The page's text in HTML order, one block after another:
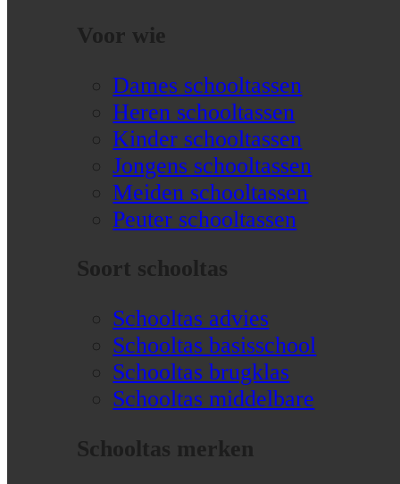
Voor wie
Dames schooltassen
Heren schooltassen
Kinder schooltassen
Jongens schooltassen
Meiden schooltassen
Peuter schooltassen
Soort schooltas
Schooltas advies
Schooltas basisschool
Schooltas brugklas
Schooltas middelbare
Schooltas merken